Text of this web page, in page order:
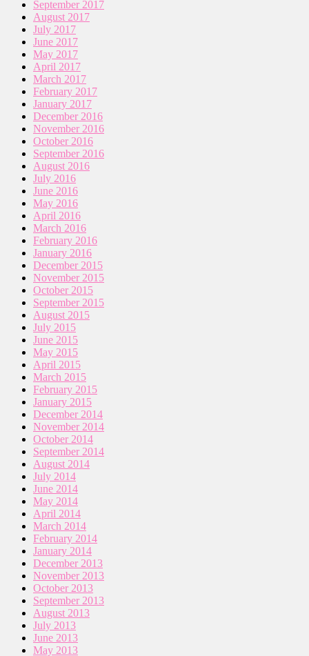
September 2017
August 2017
July 2017
June 2017
May 2017
April 2017
March 2017
February 2017
January 2017
December 2016
November 2016
October 2016
September 2016
August 2016
July 2016
June 2016
May 2016
April 2016
March 2016
February 2016
January 2016
December 2015
November 2015
October 2015
September 2015
August 2015
July 2015
June 2015
May 2015
April 2015
March 2015
February 2015
January 2015
December 2014
November 2014
October 2014
September 2014
August 2014
July 2014
June 2014
May 2014
April 2014
March 2014
February 2014
January 2014
December 2013
November 2013
October 2013
September 2013
August 2013
July 2013
June 2013
May 2013